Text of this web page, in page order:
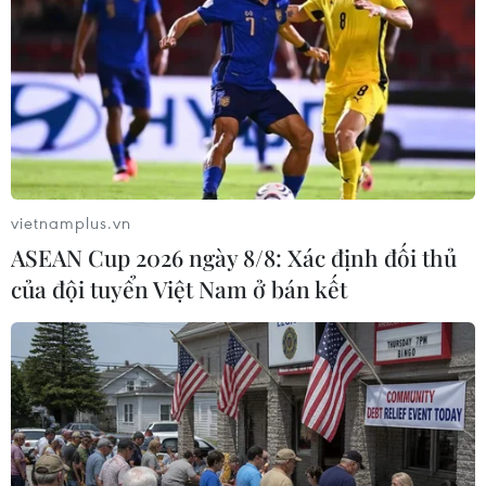
các địa phương biên giới phát triển du lịch kết
hợp với bảo tồn văn hóa dân tộc thiểu số; Đề án
về Phát triển kinh tế du lịch gắn với xây dựng
nông thôn mới; kế hoạch phát triển du lịch khu
vực tam giác phát triển Campuchia-Lào-Việt
Nam./.
vietnamplus.vn
ASEAN Cup 2026 ngày 8/8: Xác định đối thủ
của đội tuyển Việt Nam ở bán kết